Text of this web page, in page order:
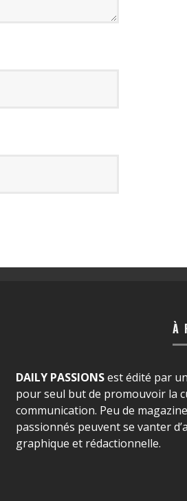
À
DAILY PASSIONSest édité par
pour seul but de promouvoir la
communication. Peu de
passionnés peuvent se vanter
graphique et rédactionnelle.